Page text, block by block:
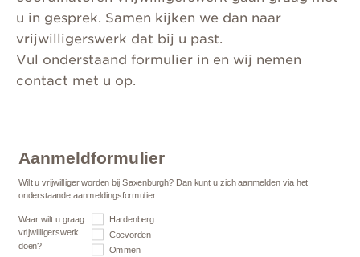
u in gesprek. Samen kijken we dan naar
vrijwilligerswerk dat bij u past.
Vul onderstaand formulier in en wij nemen
contact met u op.